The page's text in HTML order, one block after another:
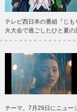
テレビ西日本の番組『じ
火大会で過ごしたひと夏
テーマ。7月29日にニュー